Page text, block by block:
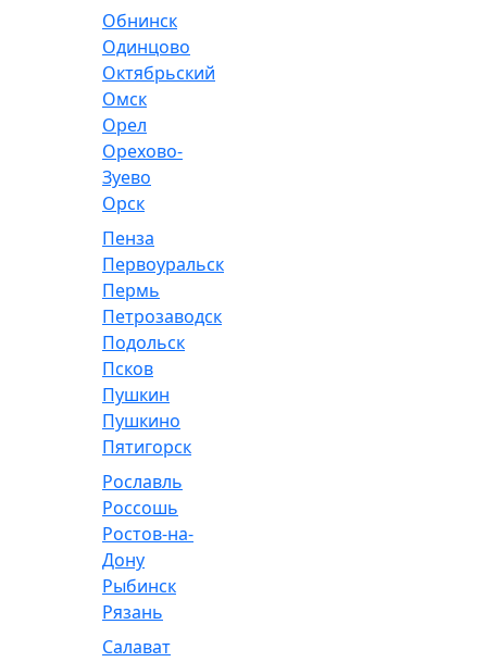
Обнинск
Одинцово
Октябрьский
Омск
Орел
Орехово-
Зуево
Орск
Пенза
Первоуральск
Пермь
Петрозаводск
Подольск
Псков
Пушкин
Пушкино
Пятигорск
Рославль
Россошь
Ростов-на-
Дону
Рыбинск
Рязань
Салават